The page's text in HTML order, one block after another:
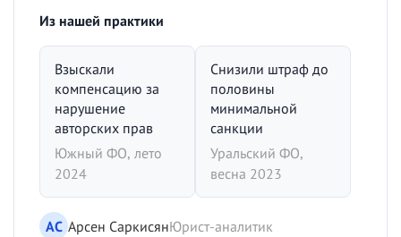
Из нашей практики
Взыскали
компенсацию за
нарушение
авторских прав
Южный ФО, лето
2024
Снизили штраф до
половины
минимальной
санкции
Уральский ФО,
весна 2023
АС Арсен СаркисянЮрист-аналитик